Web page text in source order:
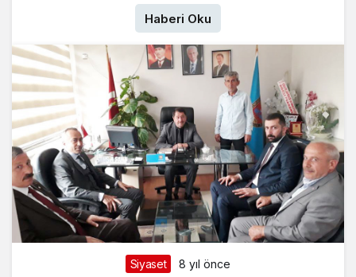
Haberi Oku
Siyaset 8 yıl önce